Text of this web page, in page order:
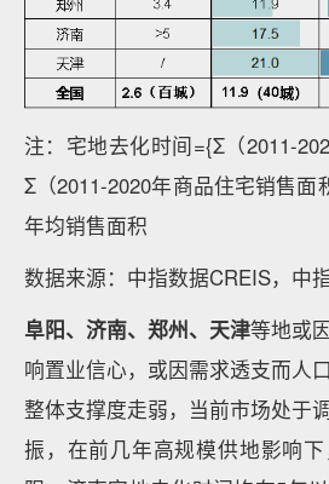
注：宅地去化时间={Σ（2011-
Σ（2011-2020年商品住宅销售面
年均销售面积
数据来源：中指数据CREIS，中
阜阳、济南、郑州、天津等地或
响置业信心，或因需求透支而人
整体支撑度走弱，当前市场处于
振，在前几年高规模供地影响